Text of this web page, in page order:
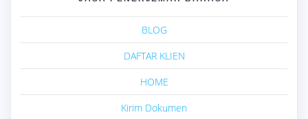
BLOG
DAFTAR KLIEN
HOME
Kirim Dokumen